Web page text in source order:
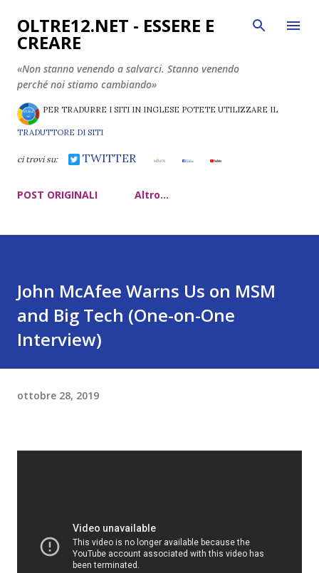
Passa ai contenuti principali
OLTRE12.NET - ESSERE E
CREARE
«Non stanno venendo a salvarci. Stanno venendo
perché noi stiamo cambiando»
PER TRADURRE I SITI IN INGLESE POTETE UTILIZZARE IL
TRADUTTORE DI SITI
ci trovi su: TWITTER
POST ORIGINALI Altro…
John McAfee Warns Us on MSM
and Big Tech (One-on-One
Interview)
ottobre 28, 2019